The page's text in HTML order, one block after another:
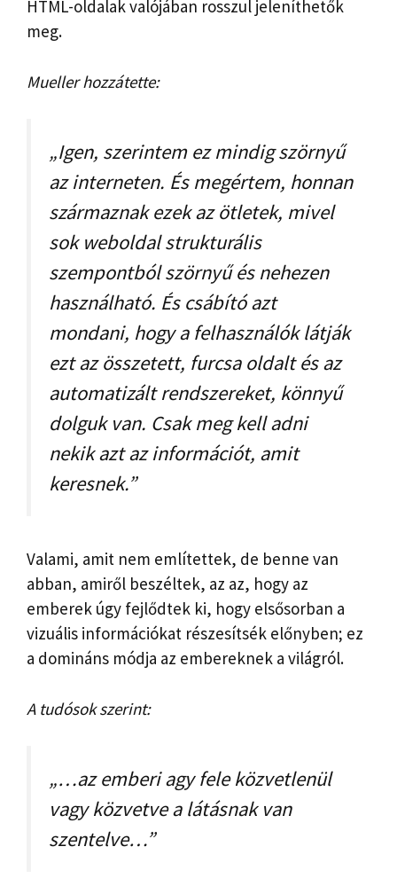
HTML-oldalak valójában rosszul jeleníthetők
meg.
Mueller hozzátette:
„Igen, szerintem ez mindig szörnyű
az interneten. És megértem, honnan
származnak ezek az ötletek, mivel
sok weboldal strukturális
szempontból szörnyű és nehezen
használható. És csábító azt
mondani, hogy a felhasználók látják
ezt az összetett, furcsa oldalt és az
automatizált rendszereket, könnyű
dolguk van. Csak meg kell adni
nekik azt az információt, amit
keresnek.”
Valami, amit nem említettek, de benne van
abban, amiről beszéltek, az az, hogy az
emberek úgy fejlődtek ki, hogy elsősorban a
vizuális információkat részesítsék előnyben; ez
a domináns módja az embereknek a világról.
A tudósok szerint:
„…az emberi agy fele közvetlenül
vagy közvetve a látásnak van
szentelve…”